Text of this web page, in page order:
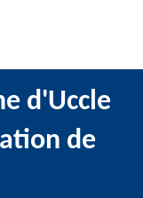
d'Uccle
de